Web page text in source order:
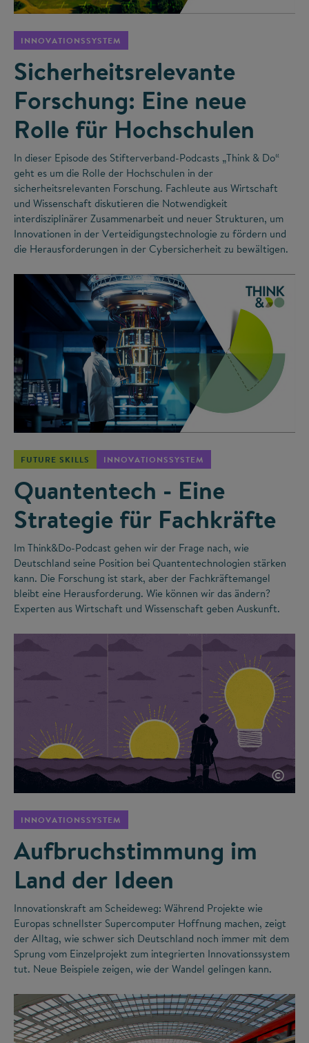
INNOVATIONSSYSTEM
Sicherheitsrelevante
Forschung: Eine neue
Rolle für Hochschulen
In dieser Episode des Stifterverband-Podcasts „Think & Do“
geht es um die Rolle der Hochschulen in der
sicherheitsrelevanten Forschung. Fachleute aus Wirtschaft
und Wissenschaft diskutieren die Notwendigkeit
interdisziplinärer Zusammenarbeit und neuer Strukturen, um
Innovationen in der Verteidigungstechnologie zu fördern und
die Herausforderungen in der Cybersicherheit zu bewältigen.
FUTURE SKILLS INNOVATIONSSYSTEM
Quantentech - Eine
Strategie für Fachkräfte
Im Think&Do-Podcast gehen wir der Frage nach, wie
Deutschland seine Position bei Quantentechnologien stärken
kann. Die Forschung ist stark, aber der Fachkräftemangel
bleibt eine Herausforderung. Wie können wir das ändern?
Experten aus Wirtschaft und Wissenschaft geben Auskunft.
©
INNOVATIONSSYSTEM
Aufbruchstimmung im
Land der Ideen
Innovationskraft am Scheideweg: Während Projekte wie
Europas schnellster Supercomputer Hoffnung machen, zeigt
der Alltag, wie schwer sich Deutschland noch immer mit dem
Sprung vom Einzelprojekt zum integrierten Innovationssystem
tut. Neue Beispiele zeigen, wie der Wandel gelingen kann.